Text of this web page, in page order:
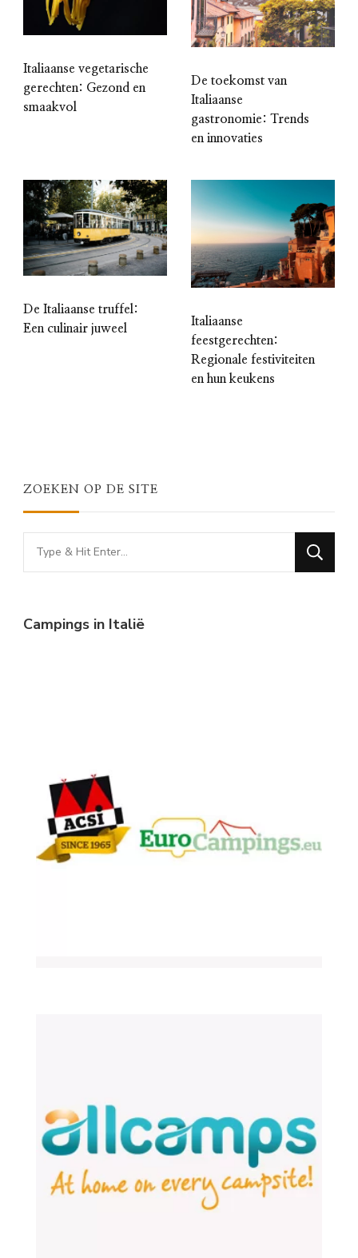
Italiaanse vegetarische
gerechten: Gezond en
smaakvol
De toekomst van
Italiaanse
gastronomie: Trends
en innovaties
De Italiaanse truffel:
Een culinair juweel
Italiaanse
feestgerechten:
Regionale festiviteiten
en hun keukens
ZOEKEN OP DE SITE
Looking
for
Campings in Italië